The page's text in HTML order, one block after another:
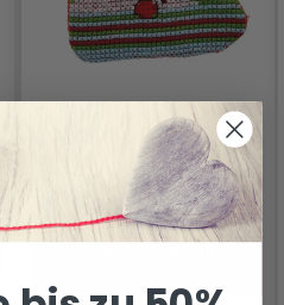
STICKSET
WEIHNACHTSMANN 7
X 7 CM
7.55 €9.40 €